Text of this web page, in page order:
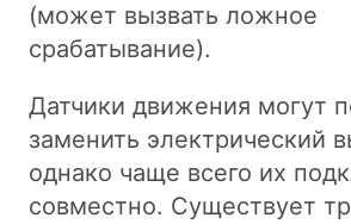
(может вызвать ложное
срабатывание).
Датчики движения могут
заменить электрический
однако чаще всего их
совместно. Существует